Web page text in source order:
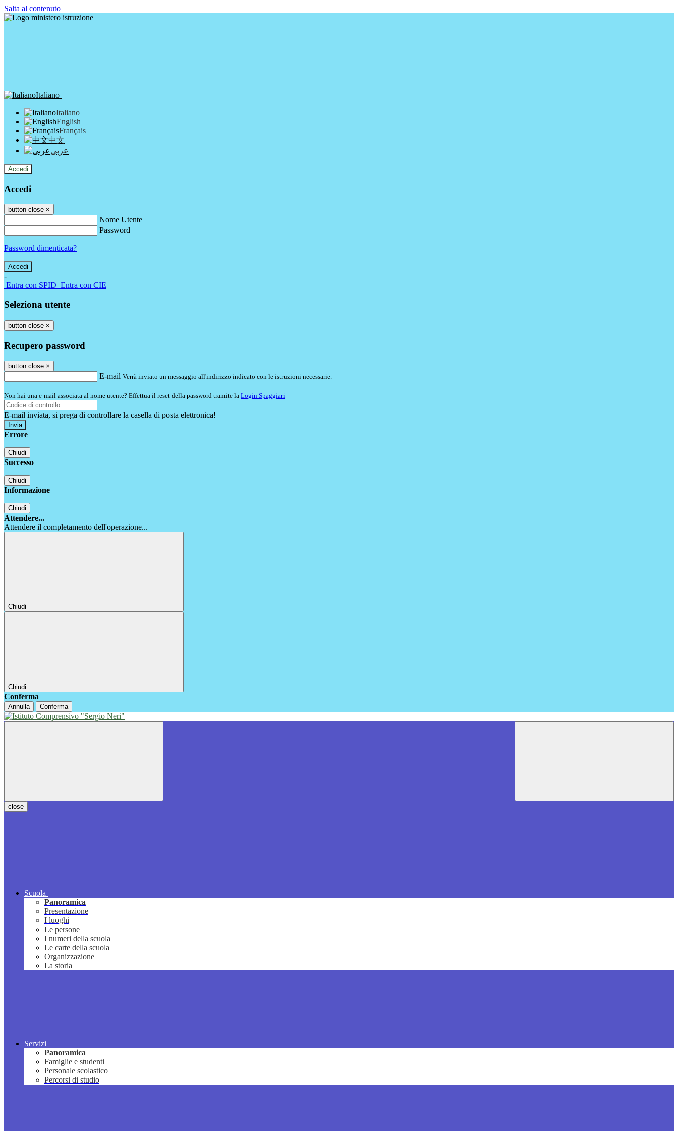
Salta al contenuto
Italiano
Italiano
English
Français
中文
عربى
Accedi
Accedi
button close ×
Nome Utente
Password
Password dimenticata?
-
Entra con SPID Entra con CIE
Seleziona utente
button close ×
Recupero password
button close ×
E-mail Verrà inviato un messaggio all'indirizzo indicato con le istruzioni necessarie.
Non hai una e-mail associata al nome utente? Effettua il reset della password tramite la Login Spaggiari
E-mail inviata, si prega di controllare la casella di posta elettronica!
Errore
Chiudi
Successo
Chiudi
Informazione
Chiudi
Attendere...
Attendere il completamento dell'operazione...
Chiudi
Chiudi
Conferma
Annulla Conferma
close
Scuola
Panoramica
Presentazione
I luoghi
Le persone
I numeri della scuola
Le carte della scuola
Organizzazione
La storia
Servizi
Panoramica
Famiglie e studenti
Personale scolastico
Percorsi di studio